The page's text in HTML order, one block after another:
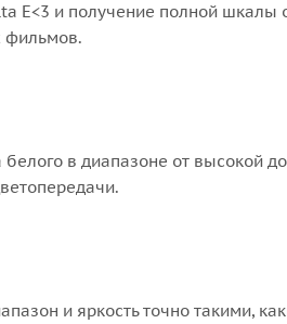
E<3 и получение полной шкалы
фильмов.
в диапазоне от высокой до
и яркость точно такими,